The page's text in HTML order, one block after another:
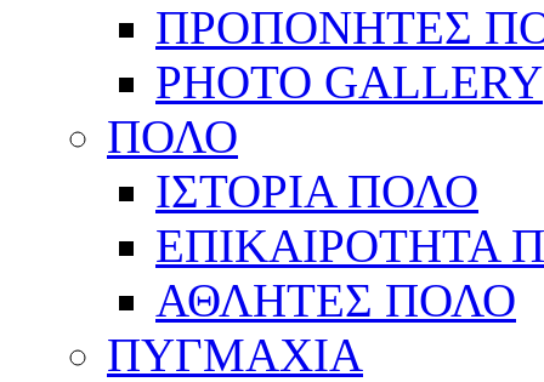
ΠΡΟΠΟΝΗΤΕΣ
PHOTO GALLERY
ΠΟΛΟ
ΙΣΤΟΡΙΑ ΠΟΛΟ
ΕΠΙΚΑΙΡΟΤΗΤΑ
ΑΘΛΗΤΕΣ ΠΟΛΟ
ΠΥΓΜΑΧΙΑ